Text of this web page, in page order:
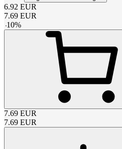
6.92 EUR
7.69 EUR
-10%
7.69 EUR
7.69 EUR